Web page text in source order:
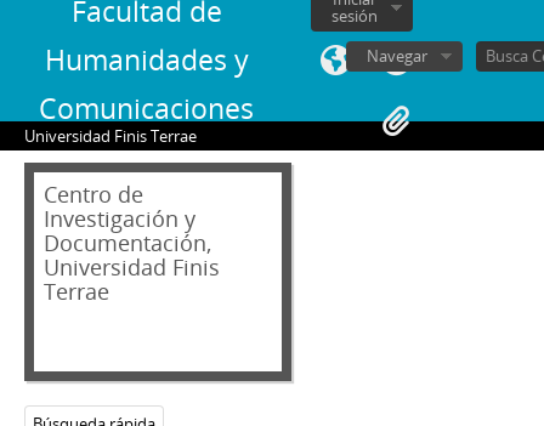
Facultad de
Humanidades y
Comunicaciones
sesión
Navegar
Universidad Finis Terrae
Centro de
Investigación y
Documentación,
Universidad Finis
Terrae
02 - Archivos personales
JAR - Jorge Alessandri Rodríguez